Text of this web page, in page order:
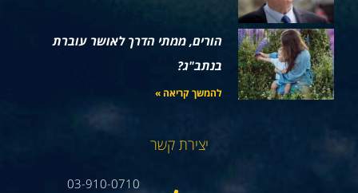
הורים, ממתי הדרך לאושר עוברת
בנתב"ג?
להמשך קריאה »
יצירת קשר
03-910-0710